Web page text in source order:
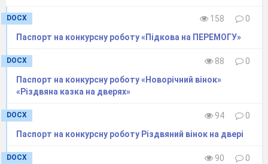
DOCX 158
0
Паспорт на конкурсну роботу «Підкова на ПЕРЕМОГУ»
DOCX 88
0
Паспорт на конкурсну роботу «Новорічний вінок»
«Різдвяна казка на дверях»
DOCX 94
0
Паспорт на конкурсну роботу Різдвяний вінок на двері
DOCX 90
0